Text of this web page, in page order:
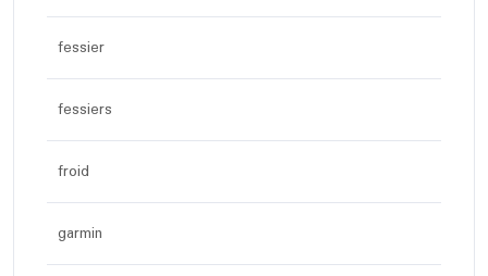
fessier
fessiers
froid
garmin